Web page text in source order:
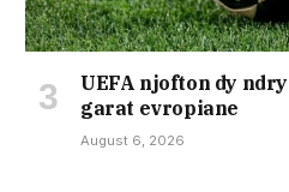
UEFA njofton dy
garat evropiane
August 6, 2026